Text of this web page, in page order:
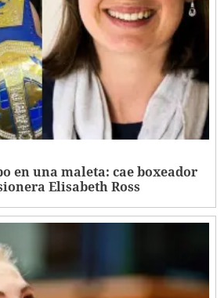
en una maleta: cae boxeador
Elisabeth Ross